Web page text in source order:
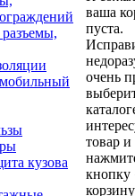
кузова
ваша
пуста.
очень
товар и
кнопку